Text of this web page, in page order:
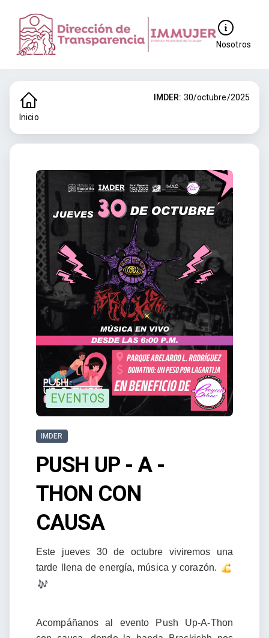
Nosotros
Inicio
IMDER: 30/octubre/2025
EVENTOS
IMDER
PUSH UP - A -
THON CON
CAUSA
Este jueves 30 de octubre viviremos una
tarde llena de energía, música y corazón.
Acompáñanos al evento Push Up-A-Thon